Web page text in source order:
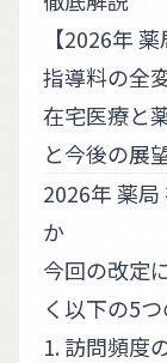
【2026年
指導料の全
在宅医療と
と今後の展
2026年 薬
か
今回の改定
く以下の5
1. 訪問頻度